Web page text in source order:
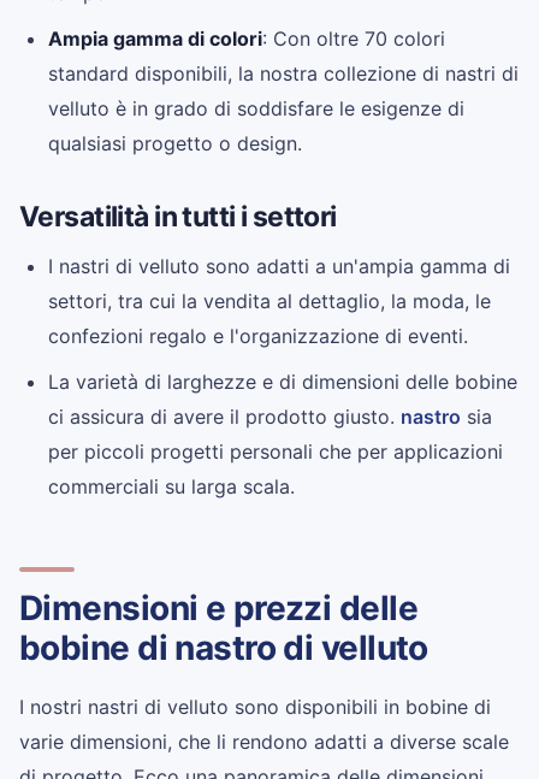
Ampia gamma di colori: Con oltre 70 colori
standard disponibili, la nostra collezione di nastri di
velluto è in grado di soddisfare le esigenze di
qualsiasi progetto o design.
Versatilità in tutti i settori
I nastri di velluto sono adatti a un'ampia gamma di
settori, tra cui la vendita al dettaglio, la moda, le
confezioni regalo e l'organizzazione di eventi.
La varietà di larghezze e di dimensioni delle bobine
ci assicura di avere il prodotto giusto. nastro sia
per piccoli progetti personali che per applicazioni
commerciali su larga scala.
Dimensioni e prezzi delle
bobine di nastro di velluto
I nostri nastri di velluto sono disponibili in bobine di
varie dimensioni, che li rendono adatti a diverse scale